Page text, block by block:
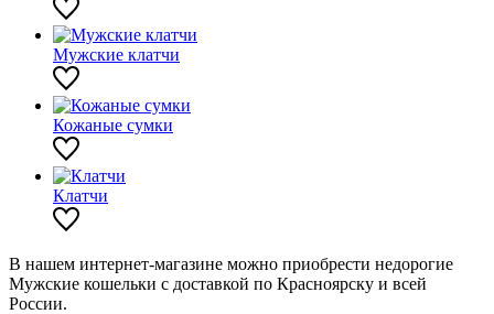
Мужские клатчи
Кожаные сумки
Клатчи
В нашем интернет-магазине можно приобрести недорогие
Мужские кошельки с доставкой по Красноярску и всей
России.